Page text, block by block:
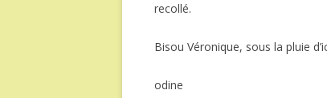
recollé.
Bisou Véronique, sous la pluie
odine